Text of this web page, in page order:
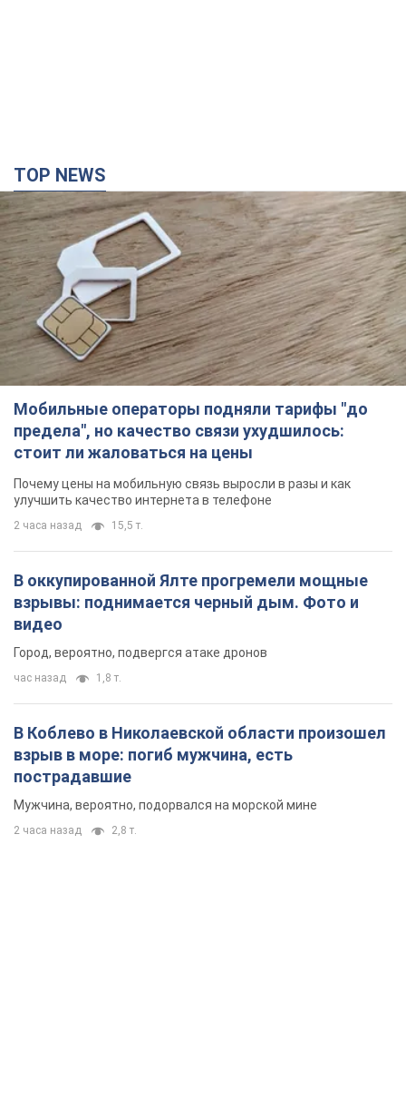
TOP NEWS
Мобильные операторы подняли тарифы "до
предела", но качество связи ухудшилось:
стоит ли жаловаться на цены
Почему цены на мобильную связь выросли в разы и как
улучшить качество интернета в телефоне
2 часа назад 15,5 т.
В оккупированной Ялте прогремели мощные
взрывы: поднимается черный дым. Фото и
видео
Город, вероятно, подвергся атаке дронов
час назад 1,8 т.
В Коблево в Николаевской области произошел
взрыв в море: погиб мужчина, есть
пострадавшие
Мужчина, вероятно, подорвался на морской мине
2 часа назад 2,8 т.